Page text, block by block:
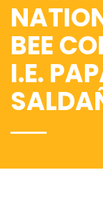
BEE
I.E.